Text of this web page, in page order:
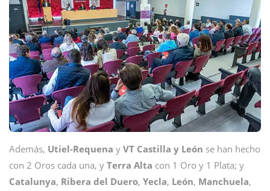
Además, Utiel-Requena y VT Castilla y León se han hecho
con 2 Oros cada una, y Terra Alta con 1 Oro y 1 Plata; y
Catalunya, Ribera del Duero, Yecla, León, Manchuela,